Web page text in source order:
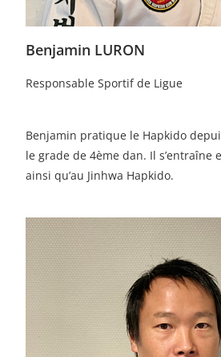
Benjamin LURON
Responsable Sportif de Ligue
Benjamin pratique le Hapkido
le grade de 4ème dan. Il s’entraîne
ainsi qu’au Jinhwa Hapkido.